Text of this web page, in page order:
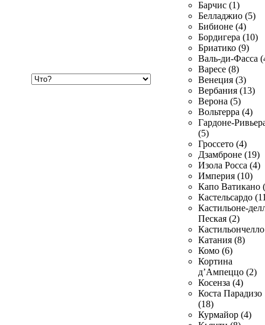
Барчис (1)
Белладжио (5)
Бибионе (4)
Бордигера (10)
Бриатико (9)
Валь-ди-Фасса
Варесе (8)
Венеция (3)
Вербания (13)
Верона (5)
Вольтерра (4)
Гардоне-
(5)
Гроссето (4)
Дзамброне (19)
Изола Росса (4)
Империя (10)
Капо Ватикано
Кастельсардо
Кастильоне-
Пеская (2)
Катания (8)
Комо (6)
Кортина
д’Ампеццо (2)
Косенза (4)
Коста Парадизо
(18)
Курмайор (4)